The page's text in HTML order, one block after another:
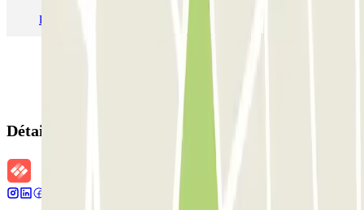
Parking Aéroport Barcelone Parking Aéroport Beauvais
Détails de la réservation